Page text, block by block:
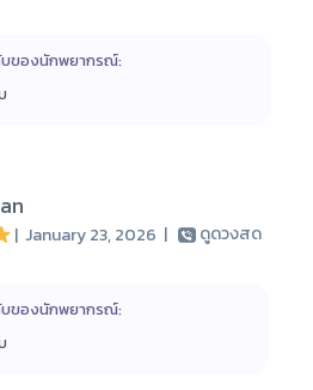
ของนักพยากรณ์:
| January 23, 2026 | ดูดวงสด
ของนักพยากรณ์: